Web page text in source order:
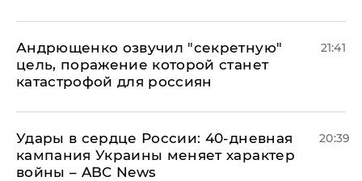
Андрющенко озвучил "секретную"
цель, поражение которой станет
катастрофой для россиян
21:41
Удары в сердце России: 40-дневная
кампания Украины меняет характер
войны – ABC News
20:39